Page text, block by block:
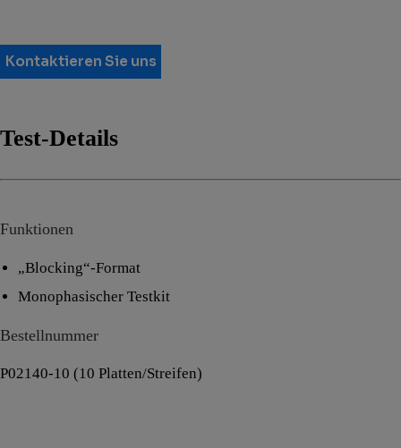
Kontaktieren Sie uns
Test-Details
Funktionen
„Blocking“-Format
Monophasischer Testkit
Bestellnummer
P02140-10 (10 Platten/Streifen)